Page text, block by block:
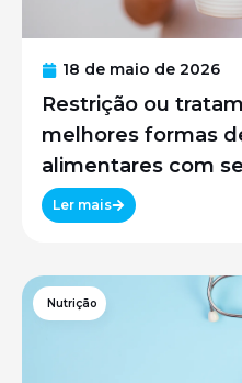
18 de maio de 2026
Restrição ou
melhores formas
alimentares com
Ler mais
Nutrição